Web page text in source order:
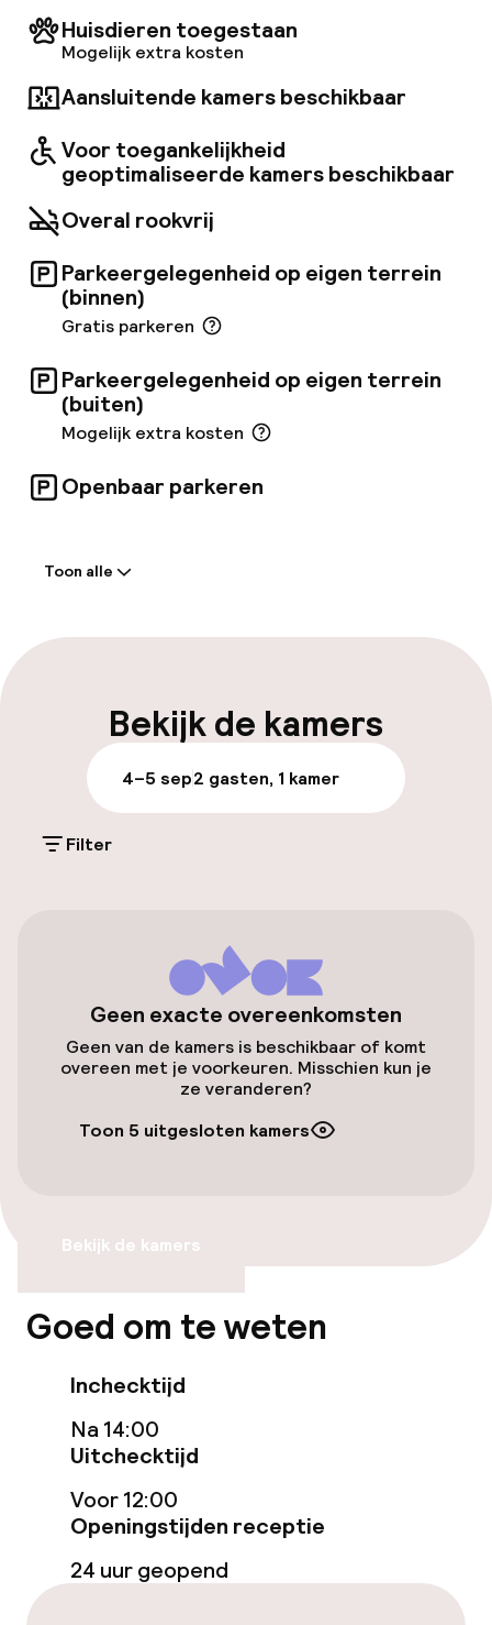
Huisdieren toegestaan
Mogelijk extra kosten
Aansluitende kamers beschikbaar
Voor toegankelijkheid
geoptimaliseerde kamers beschikbaar
Overal rookvrij
Parkeergelegenheid op eigen terrein
(binnen)
Gratis parkeren
Parkeergelegenheid op eigen terrein
(buiten)
Mogelijk extra kosten
Openbaar parkeren
Vroeg inchecken mogelijk
Bagageruimte
Parkeren & mobiliteit
Parkeergelegenheid op eigen terrein
(binnen)
Openbaar parkeren
Oplaadpunt elektrische auto op
Toegankelijkheid
Overal rolstoeltoegankelijk
Lift
Voor toegankelijkheid
geoptimaliseerde kamers beschikbaar
Kamers
Aansluitende kamers beschikbaar
Toon alle
Bekijk de kamers
4–5 sep2 gasten, 1 kamer
Filter
Geen exacte overeenkomsten
Geen van de kamers is beschikbaar of komt
overeen met je voorkeuren. Misschien kun je
ze veranderen?
Toon 5 uitgesloten kamers
Bekijk de kamers
Goed om te weten
Inchecktijd
Na 14:00
Uitchecktijd
Voor 12:00
Openingstijden receptie
24 uur geopend